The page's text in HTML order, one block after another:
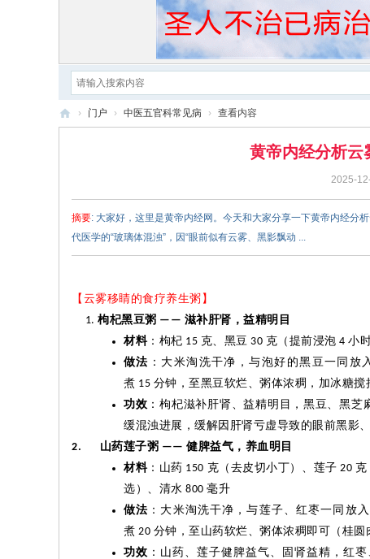
› 门户 › 中医五官科常见病 › 查看内容
黄帝内经分析云
2025-
摘要: 大家好，这里是黄帝内经网。今天和大家分享一下黄帝内经分
代医学的“玻璃体混浊”，因“眼前似有云雾、黑影飘动 ...
【云雾移睛的食疗养生粥】
枸杞黑豆粥 —— 滋补肝肾，益精明目
材料：枸杞 15 克、黑豆 30 克（提前浸泡 4 小
做法 ：大米淘洗干净，与泡好的黑豆一同
煮 15 分钟，至黑豆软烂、粥体浓稠，加冰糖搅
功效 ：枸杞滋补肝肾、益精明目，黑豆、黑
缓混浊进展，缓解因肝肾亏虚导致的眼前黑影
2.
山药莲子粥 —— 健脾益气，养血明目
材料：山药 150 克（去皮切小丁）、莲子 20 克
选）、清水 800 毫升
做法 ：大米淘洗干净，与莲子、红枣一同放
煮 20 分钟，至山药软烂、粥体浓稠即可（桂圆
功效 ：山药、莲子健脾益气、固肾益精，红